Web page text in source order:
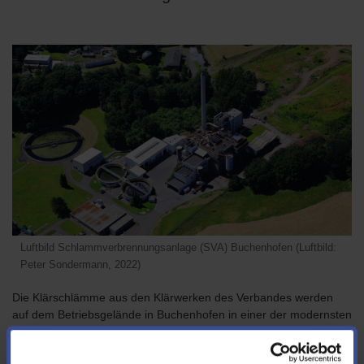
Luftbild Schlammverbrennungsanlage (SVA) Buchenhofen (Luftbild:
Peter Sondermann, 2022)
Die Klärschlämme aus den Klärwerken des Verbandes werden
auf dem Betriebsgelände in Buchenhofen in einer der modernsten
deutschen Klärschlammverbrennungsanlagen nach dem Stand
der Technik entsorgt. Die Verfahrenstechnik und das Knowhow